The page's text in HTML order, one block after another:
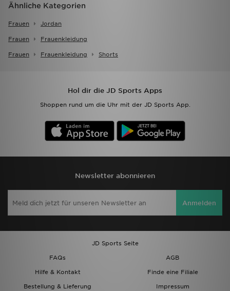
Ähnliche Kategorien
Frauen Jordan
Frauen Frauenkleidung
Frauen Frauenkleidung Shorts
Hol dir die JD Sports Apps
Shoppen rund um die Uhr mit der JD Sports App.
Newsletter abonnieren
Anmelden
JD Sports Seite
FAQs
AGB
Hilfe & Kontakt
Finde eine Filiale
Bestellung & Lieferung
Impressum